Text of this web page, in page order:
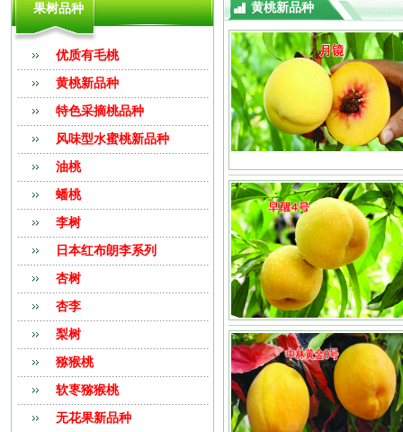
果树品种
优质有毛桃
黄桃新品种
特色采摘桃品种
风味型水蜜桃新品种
油桃
蟠桃
李树
日本红布朗李系列
杏树
杏李
梨树
猕猴桃
软栆猕猴桃
无花果新品种
黄桃新品种